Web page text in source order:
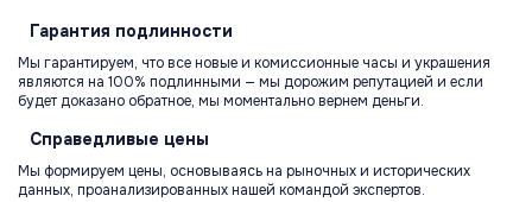
Гарантия подлинности
Мы гарантируем, что все новые и комиссионные часы и украшения
являются на 100% подлинными — мы дорожим репутацией и если
будет доказано обратное, мы моментально вернем деньги.
Справедливые цены
Мы формируем цены, основываясь на рыночных и исторических
данных, проанализированных нашей командой экспертов.